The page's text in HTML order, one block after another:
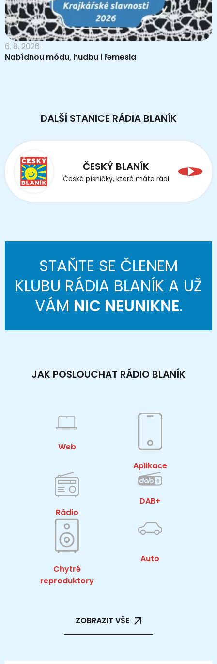
6. 8. 2026
Nabídnou módu, hudbu i řemesla
DALŠÍ STANICE RÁDIA BLANÍK
ČESKÝ BLANÍK
České písničky, které máte rádi
STAŇTE SE ČLENEM
KLUBU RÁDIA BLANÍK A UŽ
VÁM NIC NEUNIKNE.
JAK POSLOUCHAT RÁDIO BLANÍK
Web
Aplikace
Rádio
DAB+
Chytré
reproduktory
Auto
ZOBRAZIT VŠE